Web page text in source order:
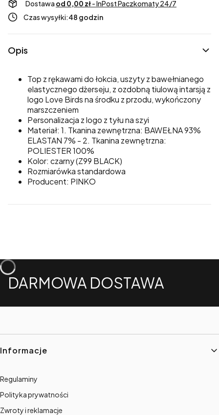
Dostawa od 0,00 zł- InPost Paczkomaty 24/7
Czas wysyłki:48 godzin
Opis
Top z rękawami do łokcia, uszyty z bawełnianego
elastycznego dżerseju, z ozdobną tiulową intarsją z
logo Love Birds na środku z przodu, wykończony
marszczeniem
Personalizacja z logo z tyłu na szyi
Materiał: 1. Tkanina zewnętrzna: BAWEŁNA 93%
ELASTAN 7% - 2. Tkanina zewnętrzna:
POLIESTER 100%
Kolor: czarny (Z99 BLACK)
Rozmiarówka standardowa
Producent: PINKO
DARMOWA DOSTAWA
Linki w stopce
Informacje
Regulaminy
Polityka prywatności
Zwroty i reklamacje